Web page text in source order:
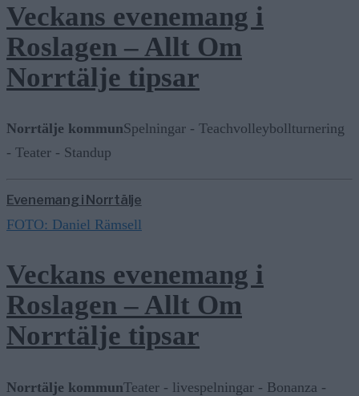
Veckans evenemang i
Roslagen – Allt Om
Norrtälje tipsar
Norrtälje kommunSpelningar - Teachvolleybollturnering
- Teater - Standup
Evenemang i Norrtälje
FOTO: Daniel Rämsell
Veckans evenemang i
Roslagen – Allt Om
Norrtälje tipsar
Norrtälje kommunTeater - livespelningar - Bonanza -